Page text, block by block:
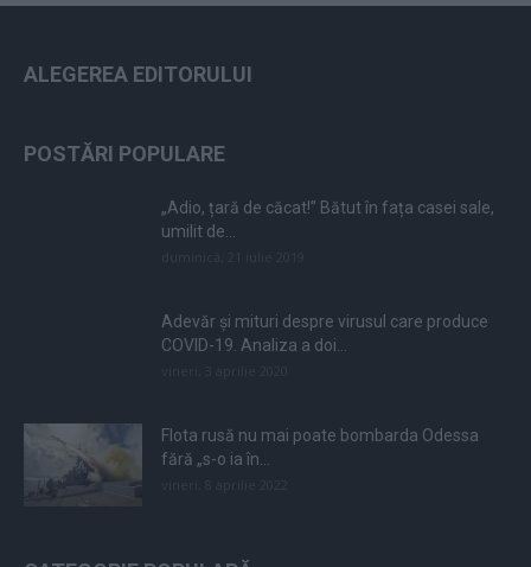
ALEGEREA EDITORULUI
POSTĂRI POPULARE
„Adio, țară de căcat!” Bătut în fața casei sale,
umilit de...
Adevăr și mituri despre virusul care produce
COVID-19. Analiza a doi...
Flota rusă nu mai poate bombarda Odessa
fără „s-o ia în...